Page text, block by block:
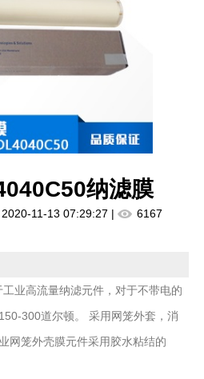
纳滤膜
2020-11-13 07:29:27 | 6167
业高流量纳滤元件，对于不带电的
300道尔顿。 采用网笼外套，消
网笼外壳膜元件采用胶水粘结的